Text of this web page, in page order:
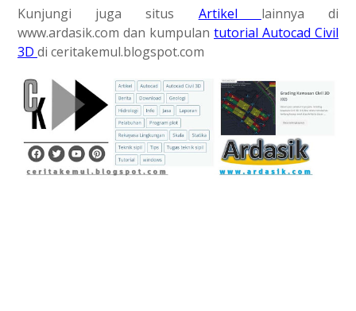
Kunjungi juga situs Artikel lainnya di
www.ardasik.com dan kumpulan tutorial Autocad Civil
3D di ceritakemul.blogspot.com